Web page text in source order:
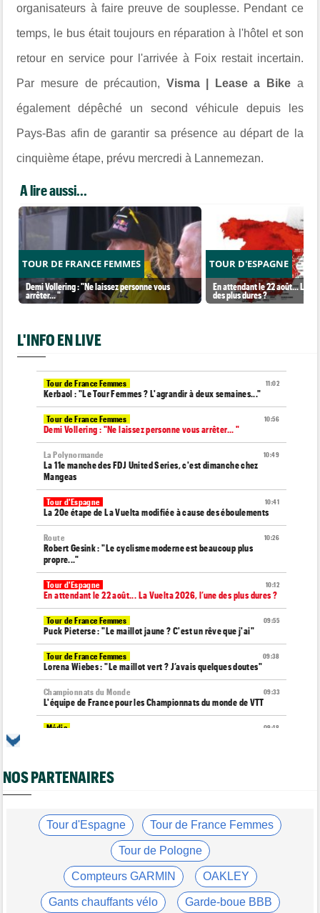
organisateurs à faire preuve de souplesse. Pendant ce
temps, le bus était toujours en réparation à l'hôtel et son
retour en service pour l'arrivée à Foix restait incertain.
Par mesure de précaution, Visma | Lease a Bikea
également dépêché un second véhicule depuis les
Pays-Bas afin de garantir sa présence au départ de la
cinquième étape, prévu mercredi à Lannemezan.
A lire aussi...
TOUR DE FRANCE FEMMES
Demi Vollering : "Ne laissez personne vous
arrêter... "
TOUR D'ESPAGNE
En attendant le 22 août... La
des plus dures ?
L'INFO EN LIVE
11:02
Tour de France Femmes
Kerbaol : "Le Tour Femmes ? L'agrandir à deux semaines..."
10:56
Tour de France Femmes
Demi Vollering : "Ne laissez personne vous arrêter... "
10:49
La Polynormande
La 11e manche des FDJ United Series, c'est dimanche chez
Mangeas
10:41
Tour d'Espagne
La 20e étape de La Vuelta modifiée à cause des éboulements
10:26
Route
Robert Gesink : "Le cyclisme moderne est beaucoup plus
propre..."
10:12
Tour d'Espagne
En attendant le 22 août... La Vuelta 2026, l’une des plus dures ?
09:55
Tour de France Femmes
Puck Pieterse : "Le maillot jaune ? C'est un rêve que j'ai"
09:38
Tour de France Femmes
Lorena Wiebes : "Le maillot vert ? J’avais quelques doutes"
09:33
Championnats du Monde
L'équipe de France pour les Championnats du monde de VTT
09:18
Média
Tour de France Femmes
Demi Vollering : "J'ai pensé à mon équipe et à Célia Gery"
Cyclism’Actu cherche rédacteurs… les informations, c'est ici !
Les vidéos de cyclisme sont sur Youtube : Cyclism'Actu TV
Route
Les prochains défis de Pogi ? L'insatiable Tadej Pogacar...
NOS PARTENAIRES
Tour d'Espagne Tour de France Femmes
Tour de Pologne
Compteurs GARMIN OAKLEY
Gants chauffants vélo Garde-boue BBB